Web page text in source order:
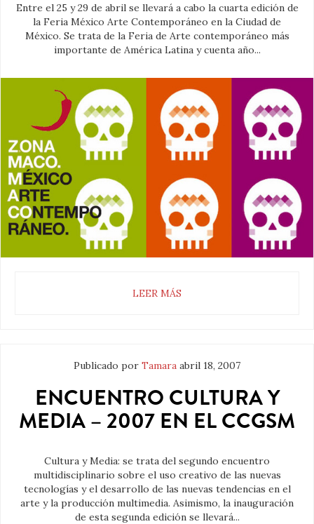
Entre el 25 y 29 de abril se llevará a cabo la cuarta edición de
la Feria México Arte Contemporáneo en la Ciudad de
México. Se trata de la Feria de Arte contemporáneo más
importante de América Latina y cuenta año...
LEER MÁS
Publicado por Tamara abril 18, 2007
ENCUENTRO CULTURA Y
MEDIA – 2007 EN EL CCGSM
Cultura y Media: se trata del segundo encuentro
multidisciplinario sobre el uso creativo de las nuevas
tecnologías y el desarrollo de las nuevas tendencias en el
arte y la producción multimedia. Asimismo, la inauguración
de esta segunda edición se llevará...